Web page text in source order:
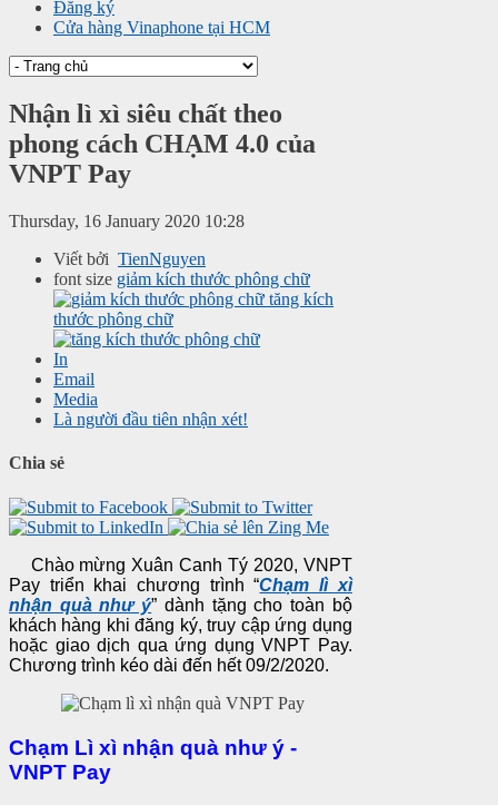
Đăng ký
Cửa hàng Vinaphone tại HCM
Nhận lì xì siêu chất theo
phong cách CHẠM 4.0 của
VNPT Pay
Thursday, 16 January 2020 10:28
Viết bởi TienNguyen
font size giảm kích thước phông chữ
tăng kích
thước phông chữ
In
Email
Media
Là người đầu tiên nhận xét!
Chia sẻ
Chào mừng Xuân Canh Tý 2020, VNPT
Pay triển khai chương trình “Chạm lì xì
nhận quà như ý” dành tặng cho toàn bộ
khách hàng khi đăng ký, truy cập ứng dụng
hoặc giao dịch qua ứng dụng VNPT Pay.
Chương trình kéo dài đến hết 09/2/2020.
Chạm Lì xì nhận quà như ý -
VNPT Pay